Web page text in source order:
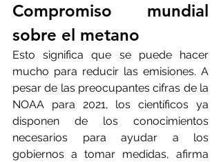
Compromiso mundial
sobre el metano
Esto significa que se puede hacer
mucho para reducir las emisiones. A
pesar de las preocupantes cifras de la
NOAA para 2021, los científicos ya
disponen de los conocimientos
necesarios para ayudar a los
gobiernos a tomar medidas, afirma